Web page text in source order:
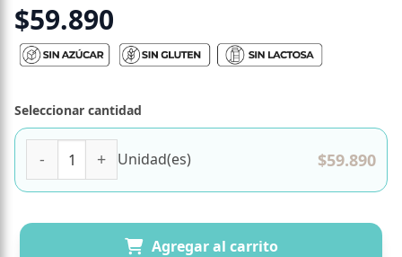
$59.890
Seleccionar cantidad
Unidad(es) $59.890
Agregar al carrito